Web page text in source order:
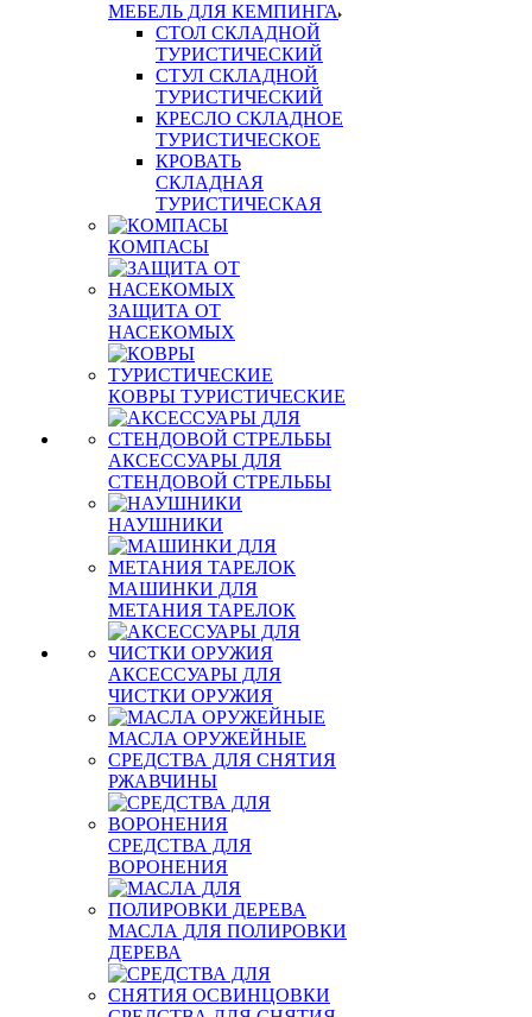
МЕБЕЛЬ ДЛЯ КЕМПИНГА
СТОЛ СКЛАДНОЙ
ТУРИСТИЧЕСКИЙ
СТУЛ СКЛАДНОЙ
ТУРИСТИЧЕСКИЙ
КРЕСЛО СКЛАДНОЕ
ТУРИСТИЧЕСКОЕ
КРОВАТЬ
СКЛАДНАЯ
ТУРИСТИЧЕСКАЯ
КОМПАСЫ
ЗАЩИТА ОТ
НАСЕКОМЫХ
КОВРЫ ТУРИСТИЧЕСКИЕ
АКСЕССУАРЫ ДЛЯ
СТЕНДОВОЙ СТРЕЛЬБЫ
НАУШНИКИ
МАШИНКИ ДЛЯ
МЕТАНИЯ ТАРЕЛОК
АКСЕССУАРЫ ДЛЯ
ЧИСТКИ ОРУЖИЯ
МАСЛА ОРУЖЕЙНЫЕ
СРЕДСТВА ДЛЯ СНЯТИЯ
РЖАВЧИНЫ
СРЕДСТВА ДЛЯ
ВОРОНЕНИЯ
МАСЛА ДЛЯ ПОЛИРОВКИ
ДЕРЕВА